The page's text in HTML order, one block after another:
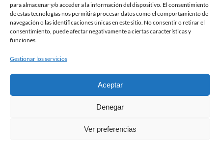
para almacenar y/o acceder a la información del dispositivo. El consentimiento
de estas tecnologías nos permitirá procesar datos como el comportamiento de
navegación o las identificaciones únicas en este sitio. No consentir o retirar el
consentimiento, puede afectar negativamente a ciertas características y
funciones.
Gestionar los servicios
Aceptar
Denegar
Ver preferencias
Fundación Pastor de Estudios Clásicos
Calle Serrano, 107. Madrid, 28006.
915617236
2026 Todos los derechos reservados © Fundación Pastor. Sitio web
Condiciones de contratación
Aviso legal